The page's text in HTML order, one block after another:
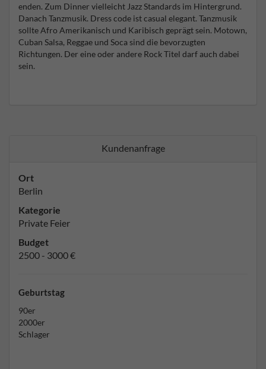
enden. Zum Dinner vielleicht Jazz Standards im Hintergrund.
Danach Tanzmusik. Dress code ist casual elegant. Tanzmusik
sollte Afro Amerikanisch und Karibisch geprägt sein. Motown,
Cuban Salsa, Reggae und Soca sind die bevorzugten
Richtungen. Der eine oder andere Rock Titel darf auch dabei
sein.
Kundenanfrage
Ort
Berlin
Kategorie
Private Feier
Budget
2500 - 3000 €
Geburtstag
90er
2000er
Schlager